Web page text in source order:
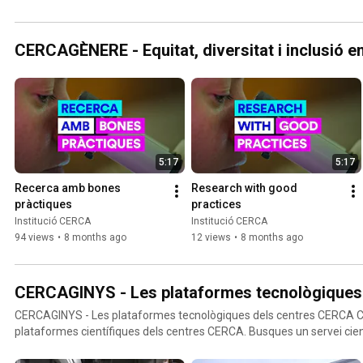
CERCAGÈNERE - Equitat, diversitat i inclusió
5:17
Recerca amb bones
pràctiques
Institució CERCA
94 views • 8 months ago
5:17
Research with good
practices
Institució CERCA
12 views • 8 months ago
CERCAGINYS - Les plataformes
CERCAGINYS - Les plataformes tecnològiques dels centres CERCA CERCAGINYS acull les
plataformes científiques dels centres CERCA. Busques un servei científic per avançar en el